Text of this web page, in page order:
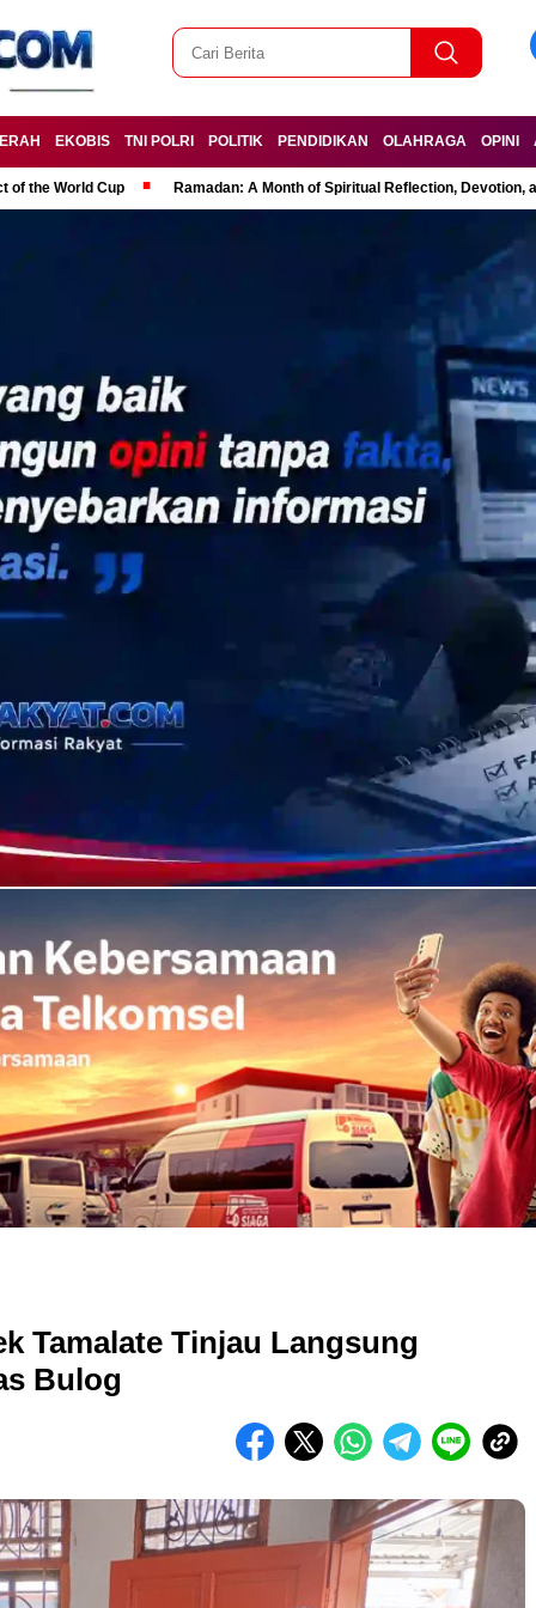
EKOBIS TNI POLRI POLITIK PENDIDIKAN OLAHRAGA OPINI
of the World Cup Ramadan: A Month of Spiritual Reflection, Devotion,
Tamalate Tinjau Langsung
Bulog